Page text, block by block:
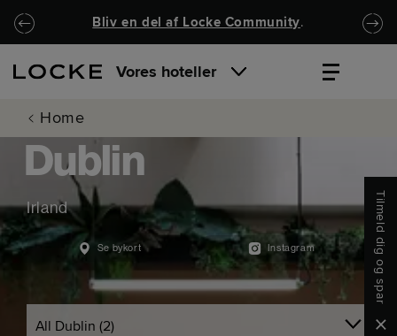
Spring til hovedindhold
Locke.Header.SkipToNav
Bliv en del af Locke Community.
Vores hoteller
Home
Dublin
Irland
Se bykort Instagram Tilmeld dig og spar